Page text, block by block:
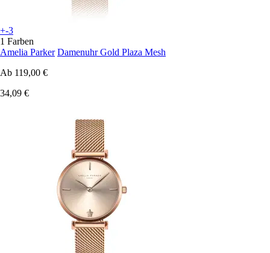
+-3
1 Farben
Amelia Parker Damenuhr Gold Plaza Mesh
Ab 119,00 €
34,09 €